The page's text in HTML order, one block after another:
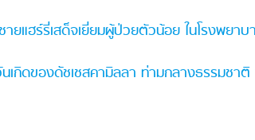
ยแฮร์รี่เสด็จเยี่ยมผู้ป่วยตัวน้อย ในโรงพยา
เกิดของดัชเชสคามิลลา ท่ามกลางธรรมชา